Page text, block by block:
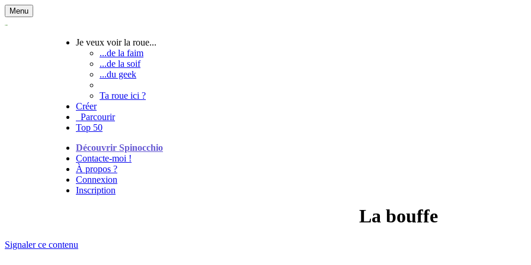
Menu
Je veux voir la roue...
...de la faim
...de la soif
...du geek
Ta roue ici ?
Créer
Parcourir
Top 50
Découvrir Spinocchio
Contacte-moi !
À propos ?
Connexion
Inscription
La bouffe
Signaler ce contenu